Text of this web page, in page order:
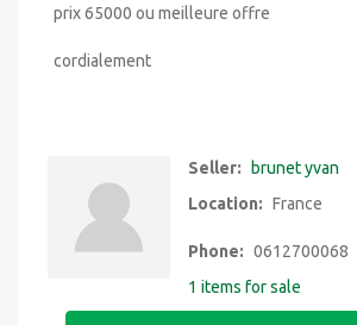
prix 65000 ou meilleure offre
cordialement
Seller:
brunet yvan
Location: France
Phone: 0612700068
1 items for sale